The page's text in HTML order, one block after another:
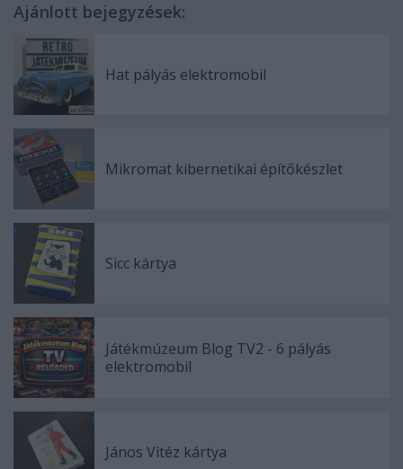
Ajánlott bejegyzések:
Hat pályás elektromobil
Mikromat kibernetikai építőkészlet
Sicc kártya
Játékmúzeum Blog TV2 - 6 pályás
elektromobil
János Vitéz kártya